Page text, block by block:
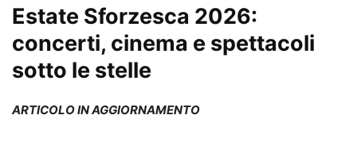
Estate Sforzesca 2026:
concerti, cinema e spettacoli
sotto le stelle
ARTICOLO IN AGGIORNAMENTO